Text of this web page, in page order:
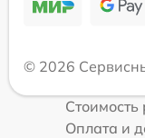
© 2026
Стоимость
Оплата и